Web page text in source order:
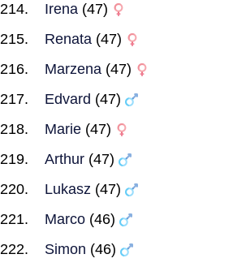
Irena (47)
Renata (47)
Marzena (47)
Edvard (47)
Marie (47)
Arthur (47)
Lukasz (47)
Marco (46)
Simon (46)